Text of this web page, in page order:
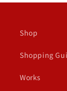
Shop
Shopping
Works